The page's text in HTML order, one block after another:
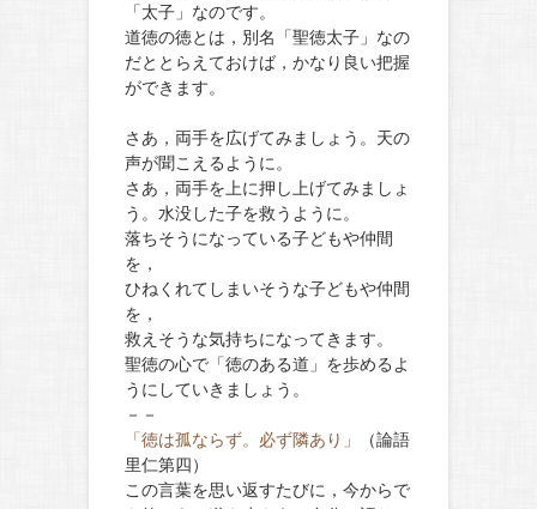
「太子」なのです。
道徳の徳とは，別名「聖徳太子」なの
だととらえておけば，かなり良い把握
ができます。
さあ，両手を広げてみましょう。天の
声が聞こえるように。
さあ，両手を上に押し上げてみましょ
う。水没した子を救うように。
落ちそうになっている子どもや仲間
を，
ひねくれてしまいそうな子どもや仲間
を，
救えそうな気持ちになってきます。
聖徳の心で「徳のある道」を歩めるよ
うにしていきましょう。
－－
「徳は孤ならず。必ず隣あり」
（論語
里仁第四）
この言葉を思い返すたびに，今からで